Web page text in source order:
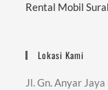
Rental Mobil
Lokasi Kami
Jl. Gn. Anyar